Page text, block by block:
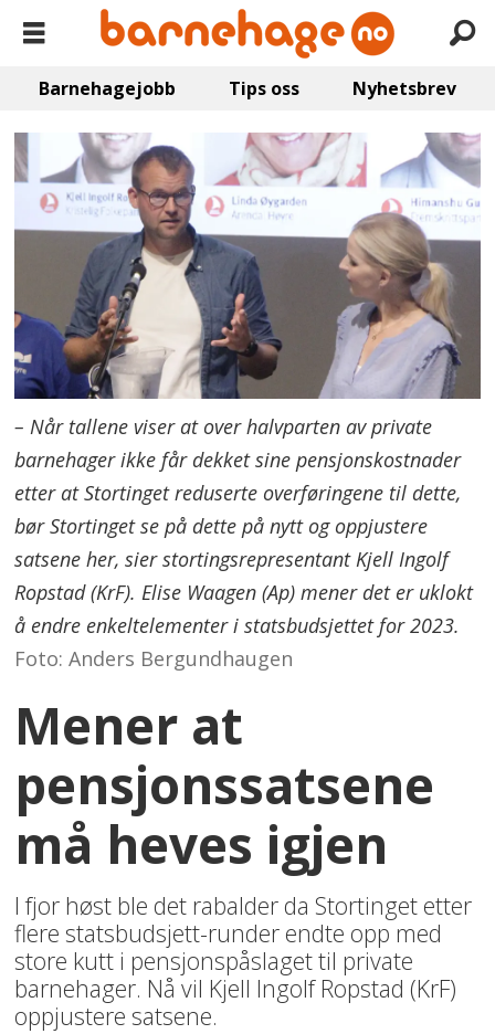
Barnehagejobb Tips oss Nyhetsbrev
– Når tallene viser at over halvparten av private
barnehager ikke får dekket sine pensjonskostnader
etter at Stortinget reduserte overføringene til dette,
bør Stortinget se på dette på nytt og oppjustere
satsene her, sier stortingsrepresentant Kjell Ingolf
Ropstad (KrF). Elise Waagen (Ap) mener det er uklokt
å endre enkeltelementer i statsbudsjettet for 2023.
Foto: Anders Bergundhaugen
Mener at
pensjonssatsene
må heves igjen
I fjor høst ble det rabalder da Stortinget etter
flere statsbudsjett-runder endte opp med
store kutt i pensjonspåslaget til private
barnehager. Nå vil Kjell Ingolf Ropstad (KrF)
oppjustere satsene.